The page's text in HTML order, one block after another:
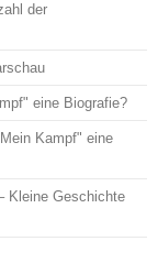
der
eine Biografie?
Kampf" eine
Kleine Geschichte